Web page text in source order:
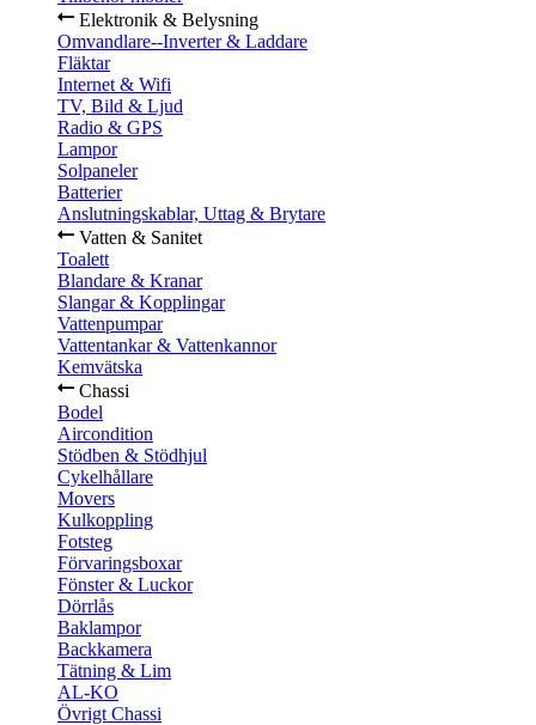
Elektronik & Belysning
Omvandlare--Inverter & Laddare
Fläktar
Internet & Wifi
TV, Bild & Ljud
Radio & GPS
Lampor
Solpaneler
Batterier
Anslutningskablar, Uttag & Brytare
Vatten & Sanitet
Toalett
Blandare & Kranar
Slangar & Kopplingar
Vattenpumpar
Vattentankar & Vattenkannor
Kemvätska
Chassi
Bodel
Aircondition
Stödben & Stödhjul
Cykelhållare
Movers
Kulkoppling
Fotsteg
Förvaringsboxar
Fönster & Luckor
Dörrlås
Baklampor
Backkamera
Tätning & Lim
AL-KO
Övrigt Chassi